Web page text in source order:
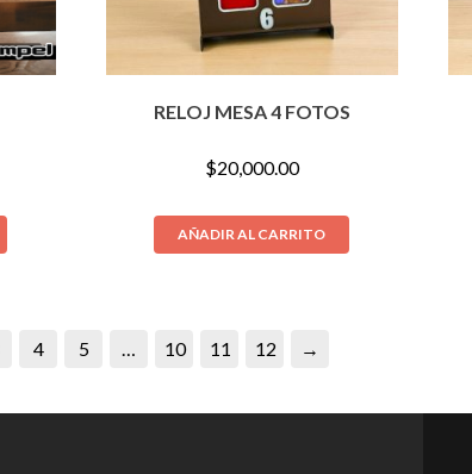
RELOJ MESA 4 FOTOS
$20,000.00
AÑADIR AL CARRITO
4 5 … 10 11 12 →